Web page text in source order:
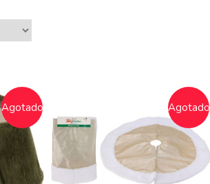
Agotado Agotado